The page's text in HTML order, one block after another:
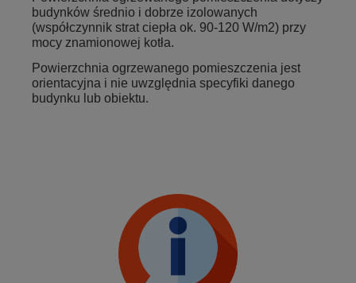
budynków średnio i dobrze izolowanych
(współczynnik strat ciepła ok. 90-120 W/m2) przy
mocy znamionowej kotła.
Powierzchnia ogrzewanego pomieszczenia jest
orientacyjna i nie uwzględnia specyfiki danego
budynku lub obiektu.